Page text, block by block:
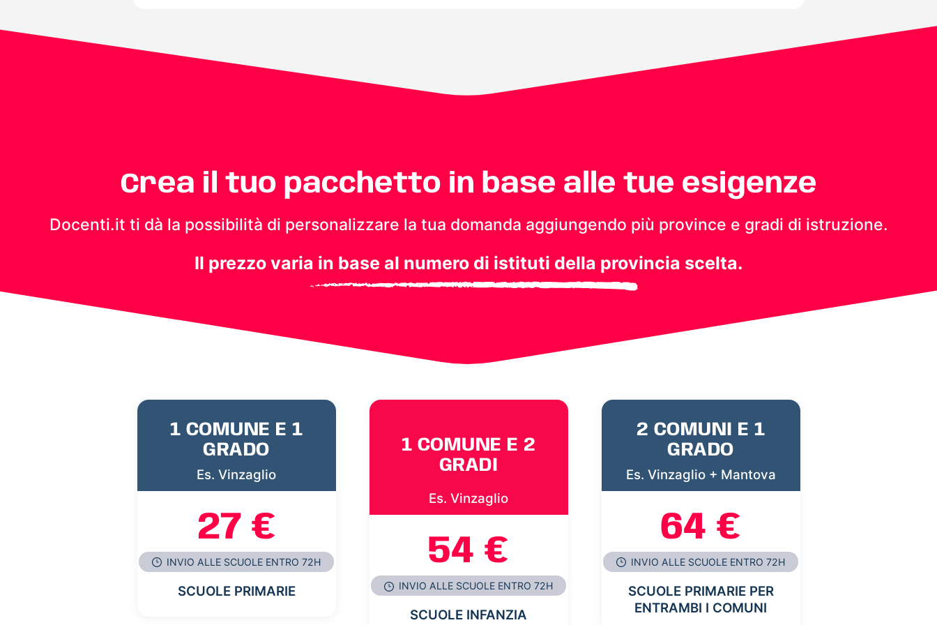
Crea il tuo pacchetto in base alle tue esigenze
Docenti.it ti dà la possibilità di personalizzare la tua domanda aggiungendo più province e gradi di istruzione.
Il prezzo varia in base al numero di istituti della provincia scelta.
1 COMUNE E 1
GRADO
Es. Vinzaglio
27 €
INVIO ALLE SCUOLE ENTRO 72H
SCUOLE PRIMARIE
1 COMUNE E 2
GRADI
Es. Vinzaglio
54 €
INVIO ALLE SCUOLE ENTRO 72H
SCUOLE INFANZIA
2 COMUNI E 1
GRADO
Es. Vinzaglio + Mantova
64 €
INVIO ALLE SCUOLE ENTRO 72H
SCUOLE PRIMARIE PER
ENTRAMBI I COMUNI